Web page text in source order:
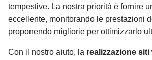
tempestive. La nostra priorità è fornire
eccellente, monitorando le prestazioni
proponendo migliorie per ottimizzarlo
Con il nostro aiuto, la realizzazione siti